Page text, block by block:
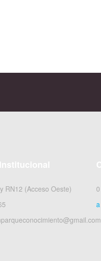
RN12 (Acceso Oeste)